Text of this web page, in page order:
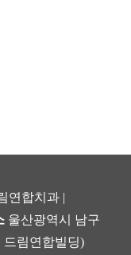
연합치과 |
울산광역시 남구
드림연합빌딩)